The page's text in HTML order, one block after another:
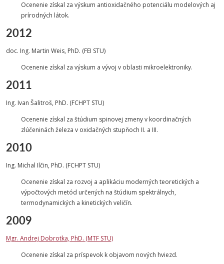
Ocenenie získal za výskum antioxidačného potenciálu modelových aj
prírodných látok.
2012
doc. Ing. Martin Weis, PhD. (FEI STU)
Ocenenie získal za výskum a vývoj v oblasti mikroelektroniky.
2011
Ing. Ivan Šalitroš, PhD. (FCHPT STU)
Ocenenie získal za štúdium spinovej zmeny v koordinačných
zlúčeninách železa v oxidačných stupňoch II. a III.
2010
Ing. Michal Ilčin, PhD. (FCHPT STU)
Ocenenie získal za rozvoj a aplikáciu moderných teoretických a
výpočtových metód určených na štúdium spektrálnych,
termodynamických a kinetických veličín.
2009
Mgr. Andrej Dobrotka, PhD. (MTF STU)
Ocenenie získal za príspevok k objavom nových hviezd.